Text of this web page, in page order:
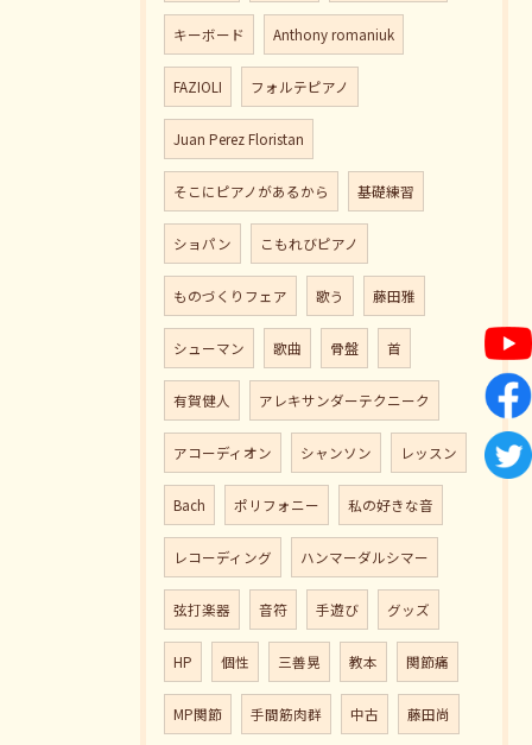
キーボード Anthony romaniuk
FAZIOLI フォルテピアノ
Juan Perez Floristan
そこにピアノがあるから 基礎練習
ショパン こもれびピアノ
ものづくりフェア 歌う 藤田雅
シューマン 歌曲 骨盤 首
有賀健人 アレキサンダーテクニーク
アコーディオン シャンソン レッスン
Bach ポリフォニー 私の好きな音
レコーディング ハンマーダルシマー
弦打楽器 音符 手遊び グッズ
HP 個性 三善晃 教本 関節痛
MP関節 手間筋肉群 中古 藤田尚